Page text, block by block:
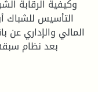
وكيفية الرقابة
التأسيس للشباك
المالي والإداري عن